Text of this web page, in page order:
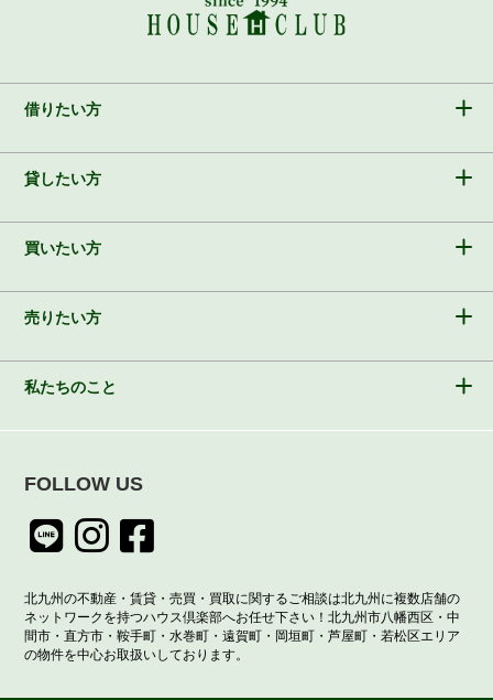
借りたい方
貸したい方
買いたい方
売りたい方
私たちのこと
FOLLOW US
北九州の不動産・賃貸・売買・買取に関するご相談は北九州に複数店舗の
ネットワークを持つハウス倶楽部へお任せ下さい！北九州市八幡西区・中
間市・直方市・鞍手町・水巻町・遠賀町・岡垣町・芦屋町・若松区エリア
の物件を中心お取扱いしております。